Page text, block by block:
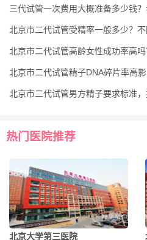
三代试管一次费用大概准备多少钱
北京市二代试管受精率一般多少？
北京市二代试管高龄女性成功率高
北京市二代试管男方精子要求标准
热门医院推荐
北京大学第三医院